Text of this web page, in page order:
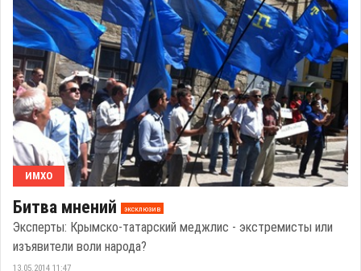
ИМХО
Битва мнений эксклюзив
Эксперты: Крымско-татарский меджлис - экстремисты или
изъявители воли народа?
13.05.2014 11:47